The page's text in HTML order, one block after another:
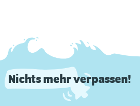
Nichts mehr verpassen!